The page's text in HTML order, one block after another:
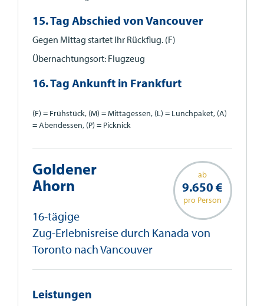
15. Tag Abschied von Vancouver
Gegen Mittag startet Ihr Rückflug. (F)
Übernachtungsort: Flugzeug
16. Tag Ankunft in Frankfurt
(F) = Frühstück, (M) = Mittagessen, (L) = Lunchpaket, (A)
= Abendessen, (P) = Picknick
ab
9.650 €
pro Person
Goldener
Ahorn
16-tägige
Zug-Erlebnisreise durch Kanada von
Toronto nach Vancouver
Leistungen